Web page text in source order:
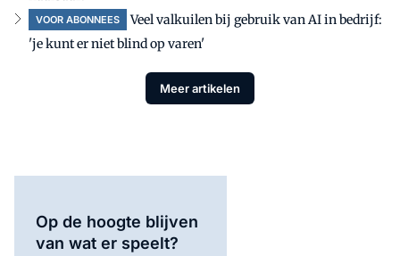
VOOR ABONNEES
Veel valkuilen bij gebruik van AI in bedrijf:
'je kunt er niet blind op varen'
Meer artikelen
Op de hoogte blijven
van wat er speelt?